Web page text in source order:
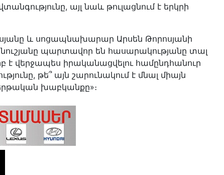
այլ նաև թուլացնում է երկրի
և սոցապնախարար Արսեն Թորոսյանի
պարտավոր են հասարակությանը տալ
վերջապես իրականացվելու համընդհանուր
թե՞ այն շարունակում է մնալ միայն
խաբկանքը»։